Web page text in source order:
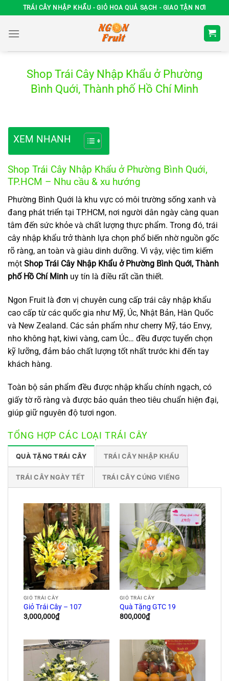
Chuyển
đến
nội
TRÁI CÂY NHẬP KHẨU - GIỎ HOA QUẢ SẠCH - GIAO TẬN NƠI
Shop Trái Cây Nhập Khẩu ở Phường
Bình Quới, Thành phố Hồ Chí Minh
XEM NHANH
Shop Trái Cây Nhập Khẩu ở Phường Bình Quới,
TP.HCM – Nhu cầu & xu hướng
Phường Bình Quới là khu vực có môi trường sống xanh và
đang phát triển tại TP.HCM, nơi người dân ngày càng quan
tâm đến sức khỏe và chất lượng thực phẩm. Trong đó, trái
cây nhập khẩu trở thành lựa chọn phổ biến nhờ nguồn gốc
rõ ràng, an toàn và giàu dinh dưỡng. Vì vậy, việc tìm kiếm
một Shop Trái Cây Nhập Khẩu ở Phường Bình Quới, Thành
phố Hồ Chí Minh uy tín là điều rất cần thiết.
Ngon Fruit là đơn vị chuyên cung cấp trái cây nhập khẩu
cao cấp từ các quốc gia như Mỹ, Úc, Nhật Bản, Hàn Quốc
và New Zealand. Các sản phẩm như cherry Mỹ, táo Envy,
nho không hạt, kiwi vàng, cam Úc… đều được tuyển chọn
kỹ lưỡng, đảm bảo chất lượng tốt nhất trước khi đến tay
khách hàng.
Toàn bộ sản phẩm đều được nhập khẩu chính ngạch, có
giấy tờ rõ ràng và được bảo quản theo tiêu chuẩn hiện đại,
giúp giữ nguyên độ tươi ngon.
TỔNG HỢP CÁC LOẠI TRÁI CÂY
QUÀ TẶNG TRÁI CÂY TRÁI CÂY NHẬP KHẨU
TRÁI CÂY NGÀY TẾT TRÁI CÂY CÚNG VIẾNG
GIỎ TRÁI CÂY
Giỏ Trái Cây – 107
3,000,000₫
GIỎ TRÁI CÂY
Quà Tặng GTC 19
800,000₫